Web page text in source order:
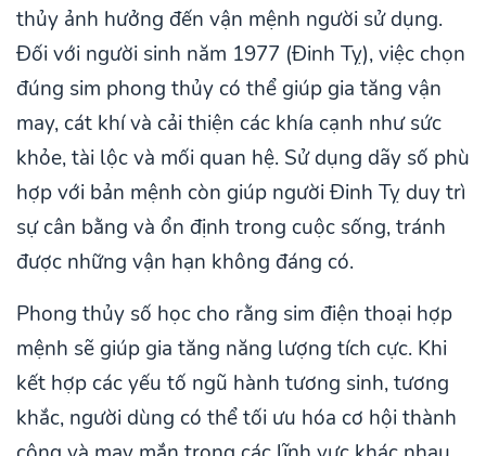
thủy ảnh hưởng đến vận mệnh người sử dụng.
Đối với người sinh năm 1977 (Đinh Tỵ), việc chọn
đúng sim phong thủy có thể giúp gia tăng vận
may, cát khí và cải thiện các khía cạnh như sức
khỏe, tài lộc và mối quan hệ. Sử dụng dãy số phù
hợp với bản mệnh còn giúp người Đinh Tỵ duy trì
sự cân bằng và ổn định trong cuộc sống, tránh
được những vận hạn không đáng có.
Phong thủy số học cho rằng sim điện thoại hợp
mệnh sẽ giúp gia tăng năng lượng tích cực. Khi
kết hợp các yếu tố ngũ hành tương sinh, tương
khắc, người dùng có thể tối ưu hóa cơ hội thành